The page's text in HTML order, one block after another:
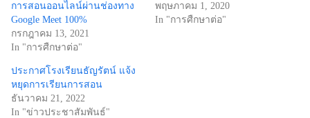
การสอนออนไลน์ผ่านช่องทาง
Google Meet 100%
กรกฎาคม 13, 2021
In "การศืกษาต่อ"
พฤษภาคม 1, 2020
In "การศืกษาต่อ"
ประกาศโรงเรียนธัญรัตน์ แจ้ง
หยุดการเรียนการสอน
ธันวาคม 21, 2022
In "ข่าวประชาสัมพันธ์"